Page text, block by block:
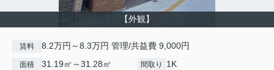
【外観】
賃料 8.2万円～8.3万円 管理/共益費 9,000円
面積 31.19㎡～31.28㎡ 間取り 1K